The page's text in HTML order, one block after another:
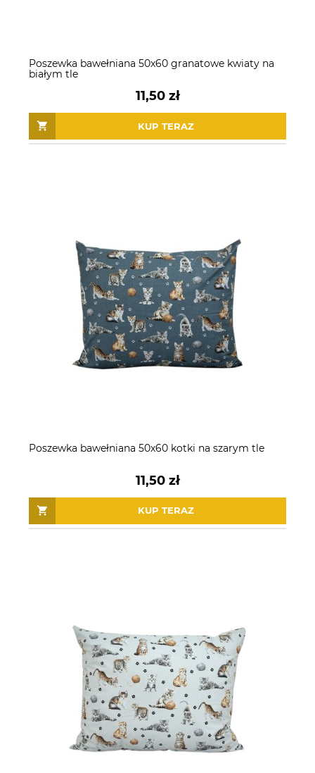
Poszewka bawełniana 50x60 granatowe kwiaty na
białym tle
11,50 zł
KUP TERAZ
Poszewka bawełniana 50x60 kotki na szarym tle
11,50 zł
KUP TERAZ